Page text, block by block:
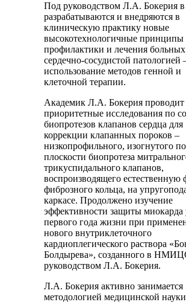
Под руководством Л.А. Бокерия
разрабатываются и внедряются в
клиническую практику новые
высокотехнологичные принципы
профилактики и лечения
сердечно-сосудистой патологией
использование методов генной и
клеточной терапии.
Академик Л.А. Бокерия проводит
приоритетные исследования по
биопротезов клапанов сердца для
коррекции клапанных пороков –
низкопрофильного, изогнутого по
плоскости биопротеза
трикуспидального клапанов,
воспроизводящего естественную
фиброзного кольца, на
каркасе. Продолжено изучение
эффективности защиты миокарда
первого года жизни при
нового внутриклеточного
кардиоплегического раствора
Болдырева», созданного в
руководством Л.А. Бокерия.
Л.А. Бокерия активно занимается
методологией медицинской